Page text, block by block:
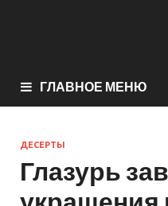
ГЛАВНОЕ МЕНЮ
ДЕСЕРТЫ
Глазурь